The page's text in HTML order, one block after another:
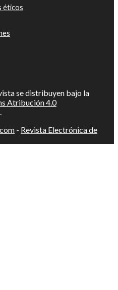
éticos
se distribuyen bajo la
Atribución 4.0
.
- Revista Electrónica de